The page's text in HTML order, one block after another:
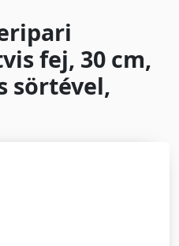
fej, 30 cm,
sörtével,